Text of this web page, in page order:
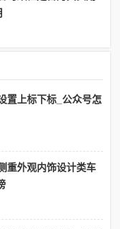
置上标下标_公众号怎
重外观内饰设计类车